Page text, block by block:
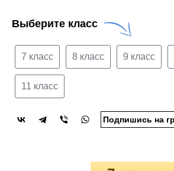
Выберите класс
7 класс 8 класс 9 класс
11 класс
Подпишись на